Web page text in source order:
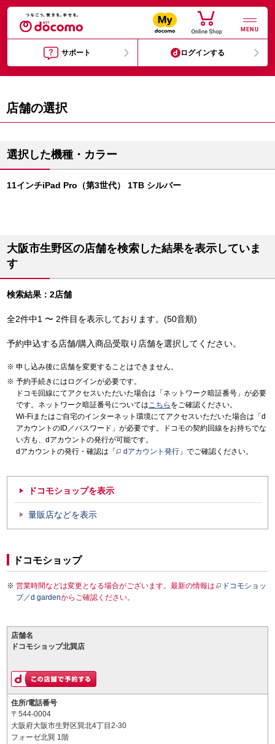
MENU
サポート ログインする
店舗の選択
選択した機種・カラー
11インチiPad Pro（第3世代） 1TB シルバー
大阪市生野区の店舗を検索した結果を表示していま
す
検索結果：2店舗
全2件中1 〜 2件目を表示しております。(50音順)
予約申込する店舗/購入商品受取り店舗を選択してください。
申し込み後に店舗を変更することはできません。
予約手続きにはログインが必要です。
ドコモ回線にてアクセスいただいた場合は「ネットワーク暗証番号」が必要
です。ネットワーク暗証番号についてはこちら をご確認ください。
Wi-Fiまたはご自宅のインターネット環境にてアクセスいただいた場合は「d
アカウントのID／パスワード」が必要です。ドコモの契約回線をお持ちでな
い方も、dアカウントの発行が可能です。
dアカウントの発行・確認は「
dアカウント発行 」でご確認ください。
ドコモショップを表示
量販店などを表示
ドコモショップ
営業時間などは変更となる場合がございます。最新の情報は
ドコモショッ
プ／d gardenからご確認ください。
店舗名
ドコモショップ北巽店
住所/電話番号
〒544-0004
大阪府大阪市生野区巽北4丁目2-30
フォーゼ北巽 1階